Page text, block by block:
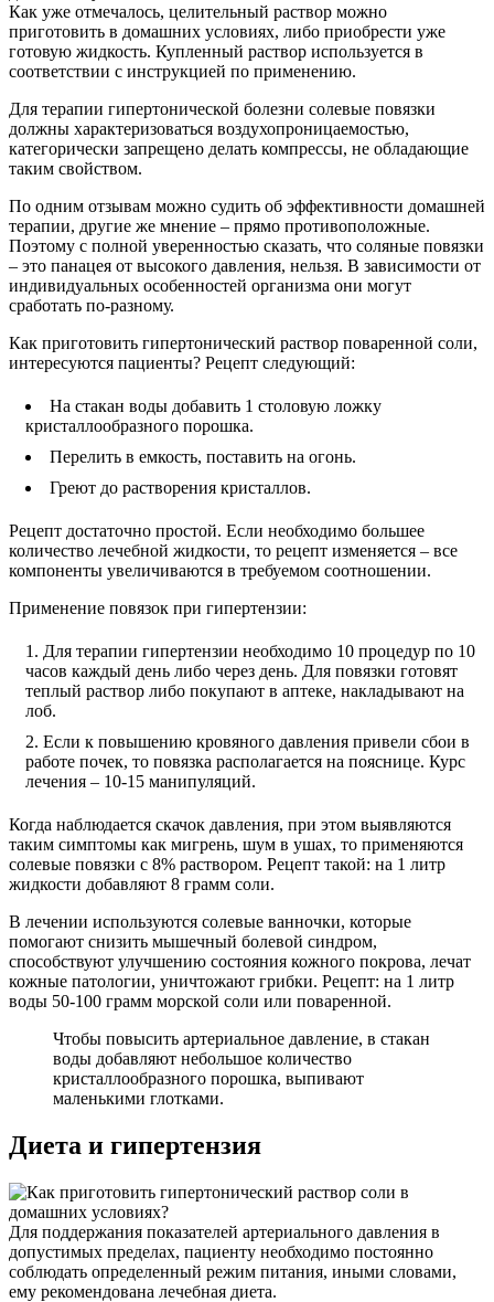
Как уже отмечалось, целительный раствор можно
приготовить в домашних условиях, либо приобрести уже
готовую жидкость. Купленный раствор используется в
соответствии с инструкцией по применению.
Для терапии гипертонической болезни солевые повязки
должны характеризоваться воздухопроницаемостью,
категорически запрещено делать компрессы, не обладающие
таким свойством.
По одним отзывам можно судить об эффективности домашней
терапии, другие же мнение – прямо противоположные.
Поэтому с полной уверенностью сказать, что соляные повязки
– это панацея от высокого давления, нельзя. В зависимости от
индивидуальных особенностей организма они могут
сработать по-разному.
Как приготовить гипертонический раствор поваренной соли,
интересуются пациенты? Рецепт следующий:
На стакан воды добавить 1 столовую ложку
кристаллообразного порошка.
Перелить в емкость, поставить на огонь.
Греют до растворения кристаллов.
Рецепт достаточно простой. Если необходимо большее
количество лечебной жидкости, то рецепт изменяется – все
компоненты увеличиваются в требуемом соотношении.
Применение повязок при гипертензии:
Для терапии гипертензии необходимо 10 процедур по 10
часов каждый день либо через день. Для повязки готовят
теплый раствор либо покупают в аптеке, накладывают на
лоб.
Если к повышению кровяного давления привели сбои в
работе почек, то повязка располагается на пояснице. Курс
лечения – 10-15 манипуляций.
Когда наблюдается скачок давления, при этом выявляются
таким симптомы как мигрень, шум в ушах, то применяются
солевые повязки с 8% раствором. Рецепт такой: на 1 литр
жидкости добавляют 8 грамм соли.
В лечении используются солевые ванночки, которые
помогают снизить мышечный болевой синдром,
способствуют улучшению состояния кожного покрова, лечат
кожные патологии, уничтожают грибки. Рецепт: на 1 литр
воды 50-100 грамм морской соли или поваренной.
Чтобы повысить артериальное давление, в стакан
воды добавляют небольшое количество
кристаллообразного порошка, выпивают
маленькими глотками.
Диета и гипертензия
Для поддержания показателей артериального давления в
допустимых пределах, пациенту необходимо постоянно
соблюдать определенный режим питания, иными словами,
ему рекомендована лечебная диета.